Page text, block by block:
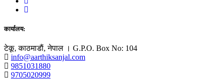
कार्यालय:
टेकू, काठमाडाैं, नेपाल । G.P.O. Box No: 104
info@aarthiksanjal.com
9851031880
9705020999